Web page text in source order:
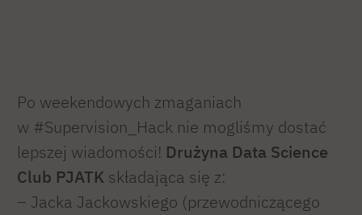
Po weekendowych zmaganiach
w #Supervision_Hack nie mogliśmy dostać
lepszej wiadomości! Drużyna Data Science
Club PJATK składająca się z:
– Jacka Jackowskiego (przewodniczącego